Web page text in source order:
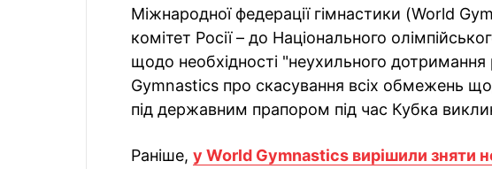
Міжнародної федерації гімнастики (World
комітет Росії – до Національного
щодо необхідності "неухильного
Gymnastics про скасування всіх обмежень
під державним прапором під час Кубка
Раніше, у World Gymnastics вирішили зняти